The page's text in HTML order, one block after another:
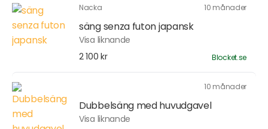
Nacka 10 månader
säng senza futon japansk
Visa liknande
2 100 kr
Blocket.se
10 månader
Dubbelsäng med huvudgavel
Visa liknande